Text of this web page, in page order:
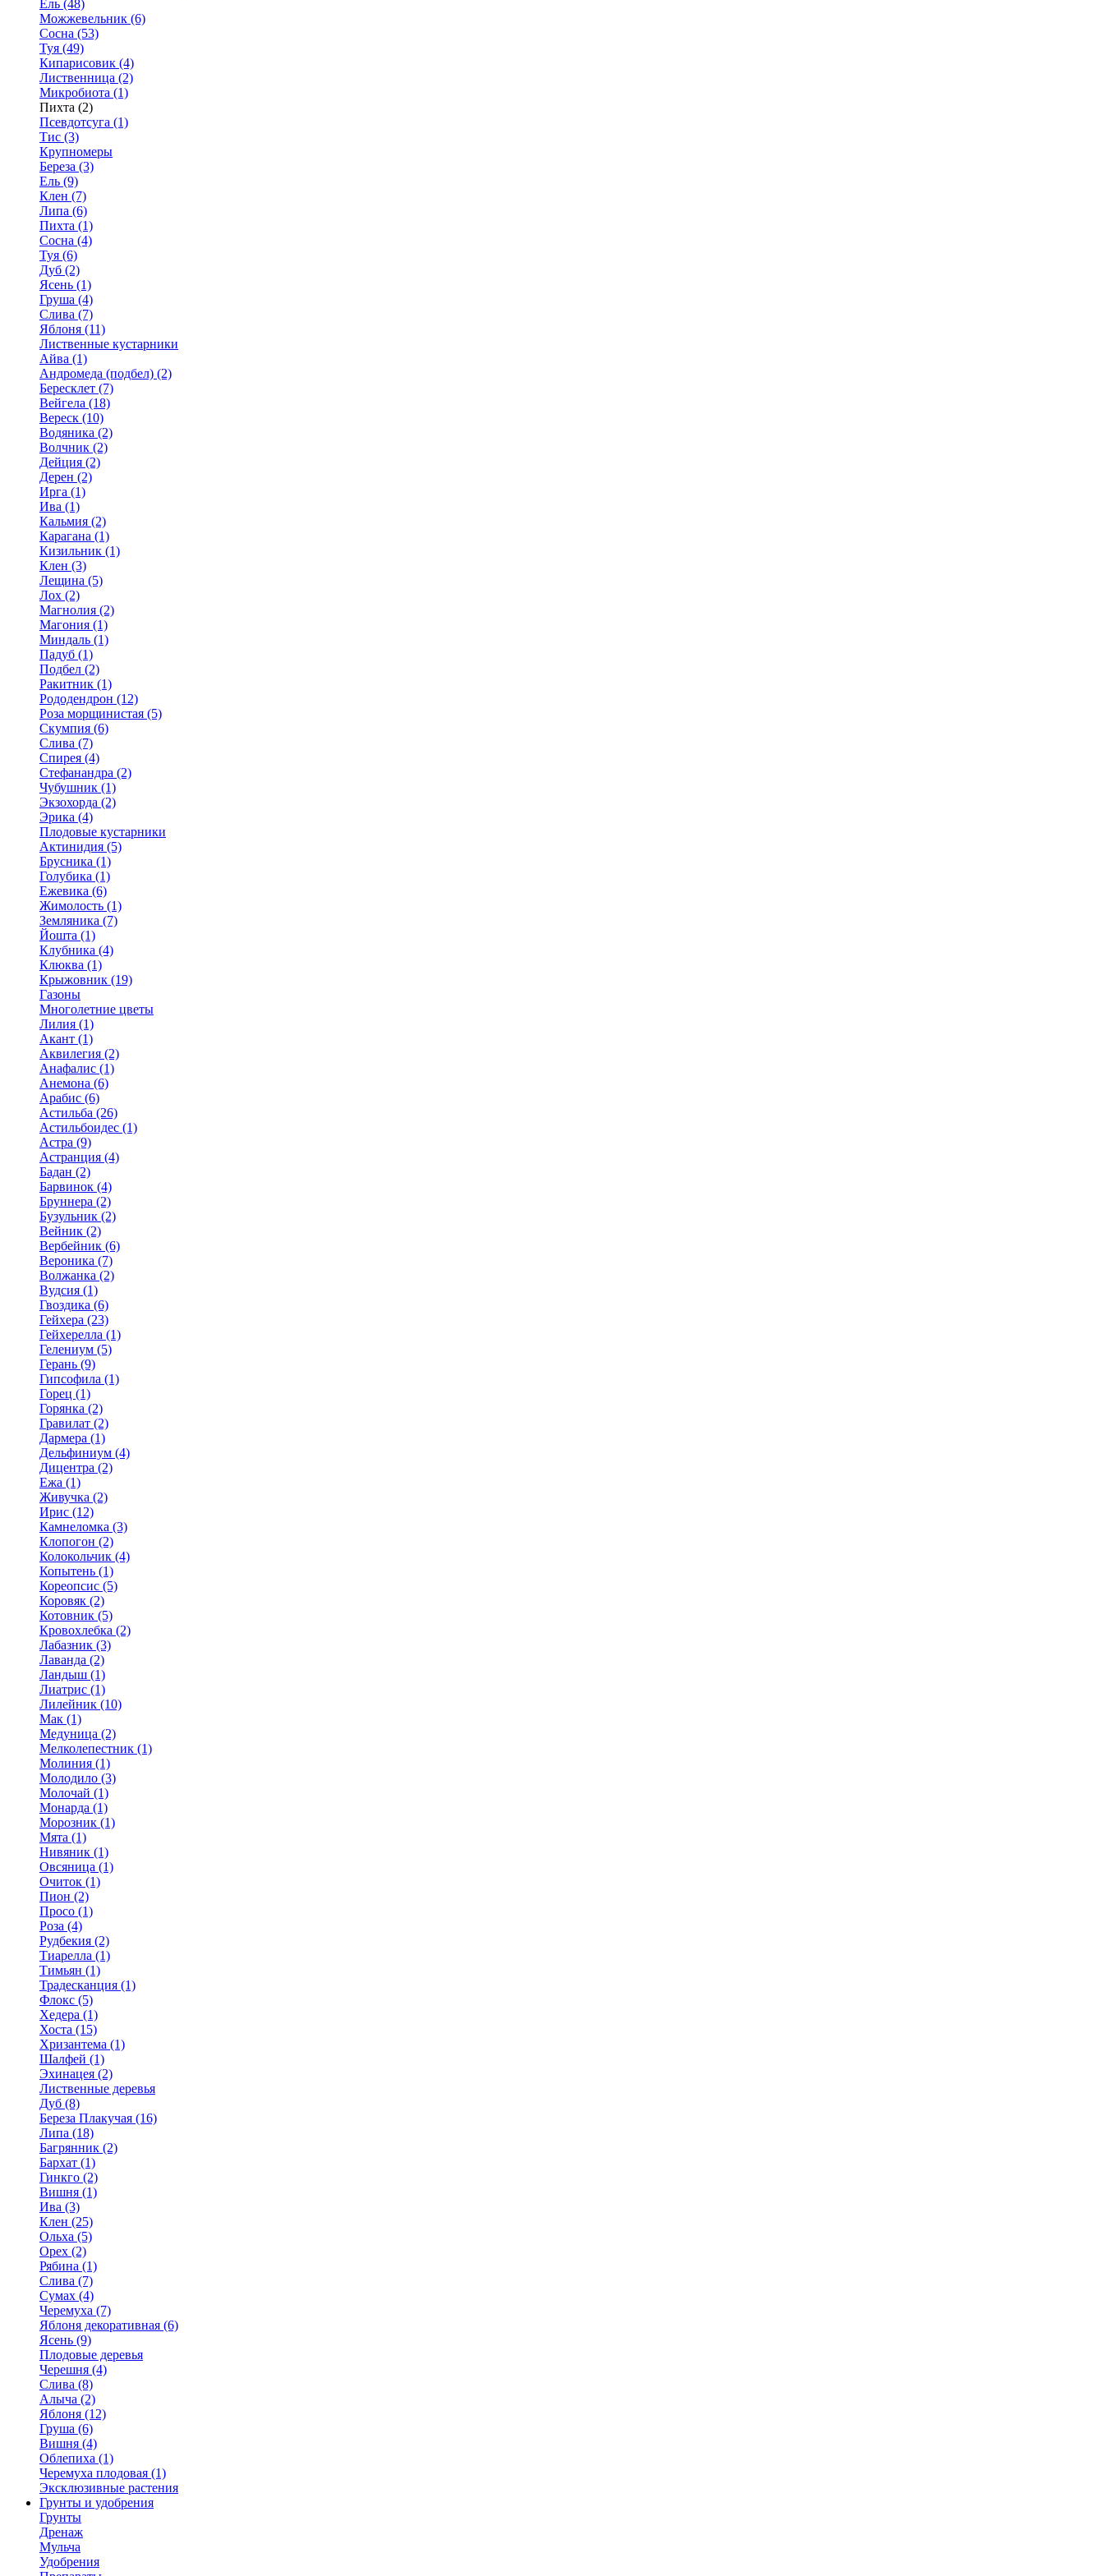
Ель (48)
Можжевельник (6)
Сосна (53)
Туя (49)
Кипарисовик (4)
Лиственница (2)
Микробиота (1)
Пихта (2)
Псевдотсуга (1)
Тис (3)
Крупномеры
Береза (3)
Ель (9)
Клен (7)
Липа (6)
Пихта (1)
Сосна (4)
Туя (6)
Дуб (2)
Ясень (1)
Груша (4)
Слива (7)
Яблоня (11)
Лиственные кустарники
Айва (1)
Андромеда (подбел) (2)
Бересклет (7)
Вейгела (18)
Вереск (10)
Водяника (2)
Волчник (2)
Дейция (2)
Дерен (2)
Ирга (1)
Ива (1)
Кальмия (2)
Карагана (1)
Кизильник (1)
Клен (3)
Лещина (5)
Лох (2)
Магнолия (2)
Магония (1)
Миндаль (1)
Падуб (1)
Подбел (2)
Ракитник (1)
Рододендрон (12)
Роза морщинистая (5)
Скумпия (6)
Слива (7)
Спирея (4)
Стефанандра (2)
Чубушник (1)
Экзохорда (2)
Эрика (4)
Плодовые кустарники
Актинидия (5)
Брусника (1)
Голубика (1)
Ежевика (6)
Жимолость (1)
Земляника (7)
Йошта (1)
Клубника (4)
Клюква (1)
Крыжовник (19)
Газоны
Многолетние цветы
Лилия (1)
Акант (1)
Аквилегия (2)
Анафалис (1)
Анемона (6)
Арабис (6)
Астильба (26)
Астильбоидес (1)
Астра (9)
Астранция (4)
Бадан (2)
Барвинок (4)
Бруннера (2)
Бузульник (2)
Вейник (2)
Вербейник (6)
Вероника (7)
Волжанка (2)
Вудсия (1)
Гвоздика (6)
Гейхера (23)
Гейхерелла (1)
Гелениум (5)
Герань (9)
Гипсофила (1)
Горец (1)
Горянка (2)
Гравилат (2)
Дармера (1)
Дельфиниум (4)
Дицентра (2)
Ежа (1)
Живучка (2)
Ирис (12)
Камнеломка (3)
Клопогон (2)
Колокольчик (4)
Копытень (1)
Кореопсис (5)
Коровяк (2)
Котовник (5)
Кровохлебка (2)
Лабазник (3)
Лаванда (2)
Ландыш (1)
Лиатрис (1)
Лилейник (10)
Мак (1)
Медуница (2)
Мелколепестник (1)
Молиния (1)
Молодило (3)
Молочай (1)
Монарда (1)
Морозник (1)
Мята (1)
Нивяник (1)
Овсяница (1)
Очиток (1)
Пион (2)
Просо (1)
Роза (4)
Рудбекия (2)
Тиарелла (1)
Тимьян (1)
Традесканция (1)
Флокс (5)
Хедера (1)
Хоста (15)
Хризантема (1)
Шалфей (1)
Эхинацея (2)
Лиственные деревья
Дуб (8)
Береза Плакучая (16)
Липа (18)
Багрянник (2)
Бархат (1)
Гинкго (2)
Вишня (1)
Ива (3)
Клен (25)
Ольха (5)
Орех (2)
Рябина (1)
Слива (7)
Сумах (4)
Черемуха (7)
Яблоня декоративная (6)
Ясень (9)
Плодовые деревья
Черешня (4)
Слива (8)
Алыча (2)
Яблоня (12)
Груша (6)
Вишня (4)
Облепиха (1)
Черемуха плодовая (1)
Эксклюзивные растения
Грунты и удобрения
Грунты
Дренаж
Мульча
Удобрения